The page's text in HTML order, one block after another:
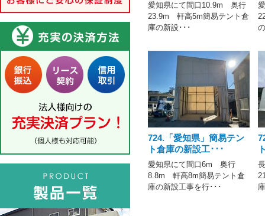
愛知県にて間口10.9m 奥行
23.9m 軒高5m簡易テント倉
庫の新設･･･
724.「愛知県」簡易テン
ト倉庫の新設工･･･
愛知県にて間口6m 奥行
8.8m 軒高8m簡易テント倉
庫の新設工事を行･･･